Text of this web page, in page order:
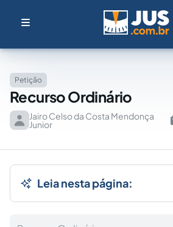
Petição
Recurso Ordinário
Jairo Celso da Costa Mendonça
Junior
Leia nesta página: